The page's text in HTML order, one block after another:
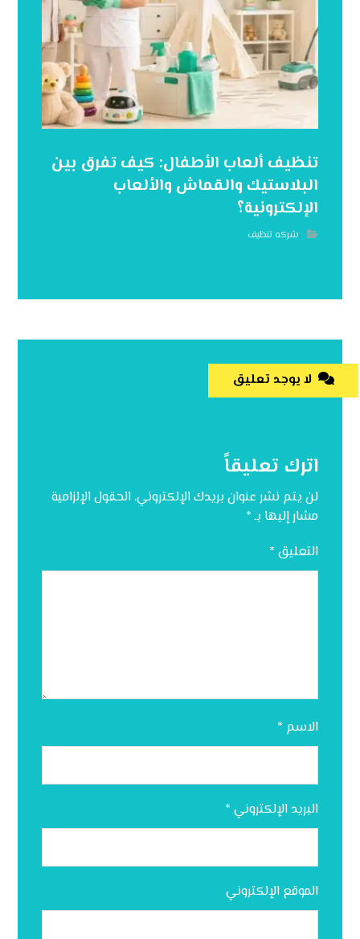
تنظيف ألعاب الأطفال: كيف تفرق بين
البلاستيك والقماش والألعاب
الإلكترونية؟
شركه تنظيف
لا يوجد تعليق
اترك تعليقاً
لن يتم نشر عنوان بريدك الإلكتروني. الحقول الإلزامية
مشار إليها بـ*
التعليق *
الاسم *
البريد الإلكتروني *
الموقع الإلكتروني